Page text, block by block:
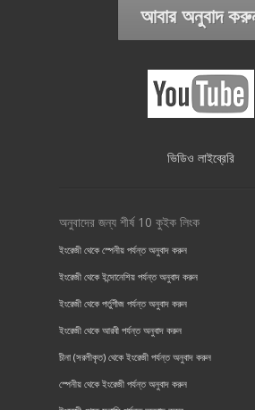
আবার অনুবাদ
ভিডিও লাইব্রেরি
অনুবাদের জন্য শীর্ষ 10 কুইক লিংক
ইংরেজী থেকে স্পেনীয় পর্যন্ত অনুবাদ করুন
ইংরেজী থেকে ইন্দোনেশিয় পর্যন্ত অনুবাদ করুন
ইংরেজী থেকে পর্তুগীজ পর্যন্ত অনুবাদ করুন
ইংরেজী থেকে আরবী পর্যন্ত অনুবাদ করুন
চীনা (সরলীকৃত) থেকে ইংরেজী পর্যন্ত অনুবাদ করুন
স্পেনীয় থেকে ইংরেজী পর্যন্ত অনুবাদ করুন